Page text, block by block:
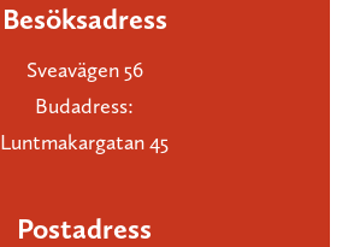
Besöksadress
Sveavägen 56
Budadress:
Luntmakargatan 45
Postadress